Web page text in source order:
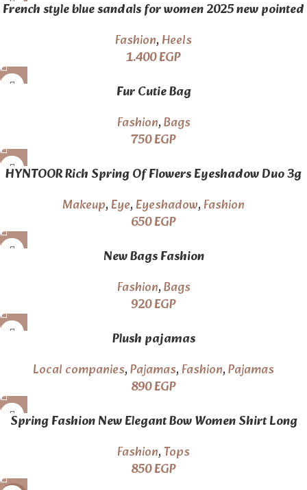
French style blue sandals for women 2025 new pointed
Fashion,Heels
1.400EGP
Fur Cutie Bag
Fashion,Bags
750EGP
HYNTOOR Rich Spring Of Flowers Eyeshadow Duo 3g
Makeup,Eye,Eyeshadow,Fashion
650EGP
New Bags Fashion
Fashion,Bags
920EGP
Plush pajamas
Local companies,Pajamas,Fashion,Pajamas
890EGP
Spring Fashion New Elegant Bow Women Shirt Long
Fashion,Tops
850EGP